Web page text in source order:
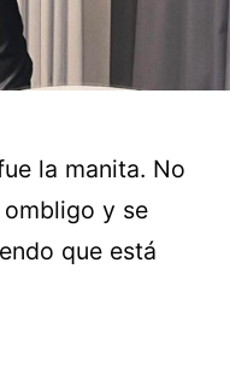
la manita. No
y se
que está